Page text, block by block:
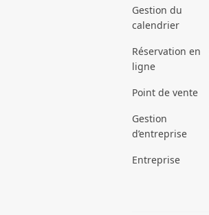
Gestion du
calendrier
Réservation en
ligne
Point de vente
Gestion
d’entreprise
Entreprise